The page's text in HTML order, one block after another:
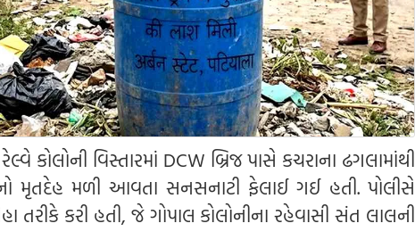
કોલોની વિસ્તારમાં DCW બ્રિજ પાસે કચરાના ઢગલામાંથી
મૃતદેહ મળી આવતા સનસનાટી ફેલાઈ ગઈ હતી. પોલીસે
કરી હતી, જે ગોપાલ કોલોનીના રહેવાસી સંત લાલની